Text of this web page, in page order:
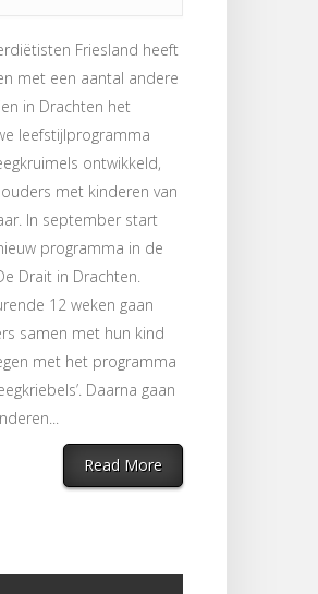
Friesland heeft
met een aantal andere
in Drachten het
leefstijlprogramma
ontwikkeld,
met kinderen van
In september start
programma in de
Drait in Drachten.
12 weken gaan
samen met hun kind
met het programma
Daarna gaan
Read More